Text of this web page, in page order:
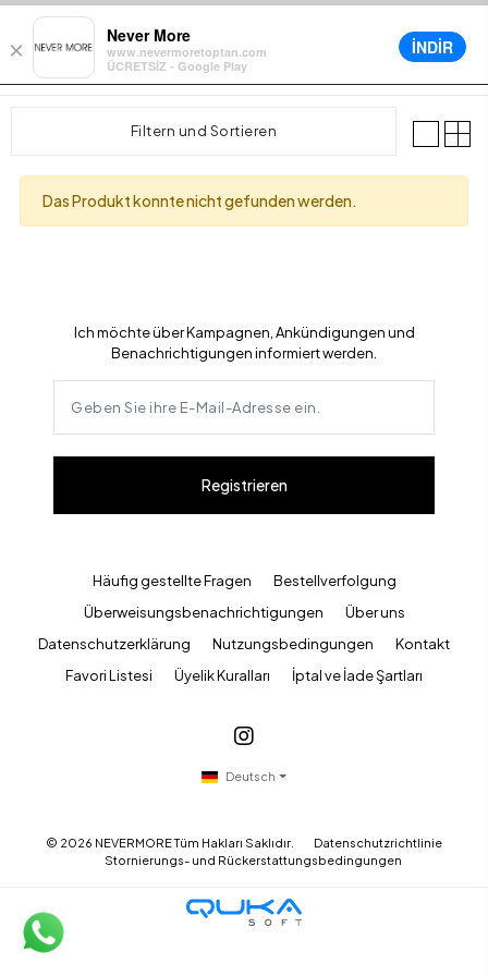
×
Never More
www.nevermoretoptan.com
ÜCRETSİZ - Google Play
İNDİR
Warenkorb für alle Bestellungen
Filtern und Sortieren
Das Produkt konnte nicht gefunden werden.
Ich möchte über Kampagnen, Ankündigungen und
Benachrichtigungen informiert werden.
Registrieren
Häufig gestellte Fragen
Bestellverfolgung
Überweisungsbenachrichtigungen
Über uns
Datenschutzerklärung
Nutzungsbedingungen
Kontakt
Favori Listesi
Üyelik Kuralları İptal ve İade Şartları
Deutsch
© 2026 NEVERMORE Tüm Hakları Saklıdır.
Datenschutzrichtlinie
Stornierungs- und Rückerstattungsbedingungen